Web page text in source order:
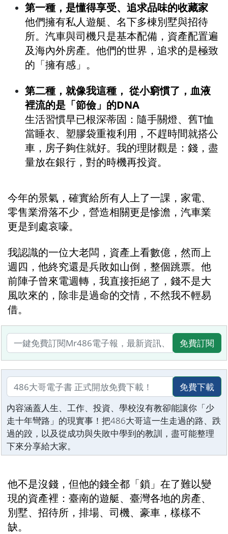
第一種，是懂得享受、追求品味的收藏家
他們擁有私人遊艇、名下多棟別墅與招待
所。汽車與司機只是基本配備，資產配置遍
及海內外房產。他們的世界，追求的是極致
的「擁有感」。
第二種，就像我這種， 從小窮慣了，血液
裡流的是「節儉」的DNA
生活習慣早已根深蒂固：隨手關燈、舊T恤
當睡衣、塑膠袋重複利用，不趕時間就搭公
車，房子夠住就好。我的理財觀是：錢，盡
量放在銀行，對的時機再投資。
今年的景氣，確實給所有人上了一課，家電、
零售業滑落不少，營造相關更是慘澹，汽車業
更是到處哀嚎。
我認識的一位大老闆，資產上看數億，然而上
週四，他終究還是兵敗如山倒，整個跳票。他
前陣子曾來電週轉，我直接拒絕了，錢不是大
風吹來的，除非是過命的交情，不然我不輕易
借。
免費訂閱
免費下載
內容涵蓋人生、工作、投資、學校沒有教卻能讓你「少
走十年彎路」的現實事！把486大哥這一生走過的路、跌
過的跤，以及從成功與失敗中學到的教訓，盡可能整理
下來分享給大家。
他不是沒錢，但他的錢全都「鎖」在了難以變
現的資產裡：臺南的遊艇、臺灣各地的房產、
別墅、招待所，排場、司機、豪車，樣樣不
缺。